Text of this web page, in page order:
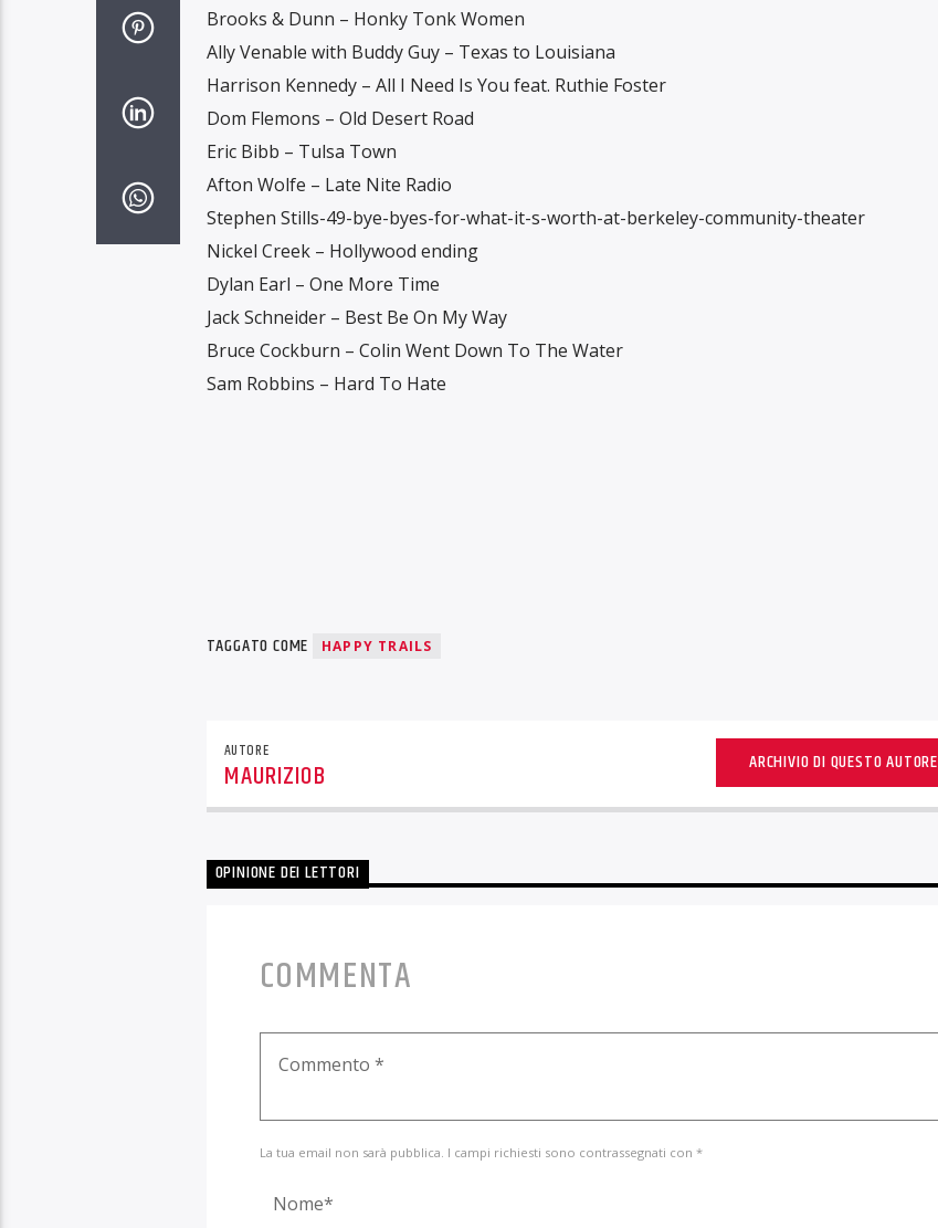
Brooks & Dunn – Honky Tonk Women
Ally Venable with Buddy Guy – Texas to Louisiana
Harrison Kennedy – All I Need Is You feat. Ruthie Foster
Dom Flemons – Old Desert Road
Eric Bibb – Tulsa Town
Afton Wolfe – Late Nite Radio
Stephen Stills-49-bye-byes-for-what-it-s-worth-at-berkeley-community-theater
Nickel Creek – Hollywood ending
Dylan Earl – One More Time
Jack Schneider – Best Be On My Way
Bruce Cockburn – Colin Went Down To The Water
Sam Robbins – Hard To Hate
TAGGATO COME HAPPY TRAILS
AUTORE
MAURIZIOB ARCHIVIO DI QUESTO AUTORE
OPINIONE DEI LETTORI
COMMENTA
La tua email non sarà pubblica. I campi richiesti sono contrassegnati con *